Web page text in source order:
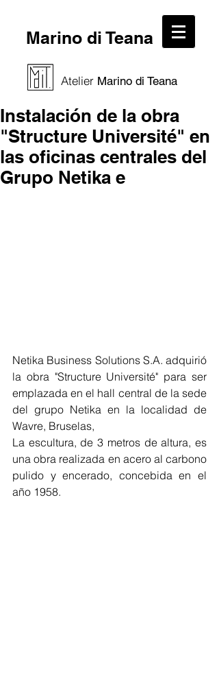
Marino di Teana
Atelier Marino di Teana
Instalación de la obra
"Structure Université" en
las oficinas centrales del
Grupo Netika e
Netika Business Solutions S.A. adquirió
la obra "Structure Université" para ser
emplazada en el hall central de la sede
del grupo Netika en la localidad de
Wavre, Bruselas,
La escultura, de 3 metros de altura, es
una obra realizada en acero al carbono
pulido y encerado, concebida en el
año 1958.